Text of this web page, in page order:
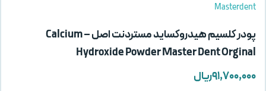
Masterdent
پودر کلسیم هیدروکساید مستردنت اصل – Calcium
Hydroxide Powder Master Dent Orginal
۹۱,۷۰۰,۰۰۰ریال